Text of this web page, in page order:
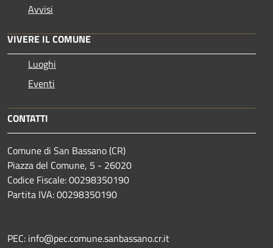
Avvisi
VIVERE IL COMUNE
Luoghi
Eventi
CONTATTI
Comune di San Bassano (CR)
Piazza del Comune, 5 - 26020
Codice Fiscale: 00298350190
Partita IVA: 00298350190
PEC: info@pec.comune.sanbassano.cr.it